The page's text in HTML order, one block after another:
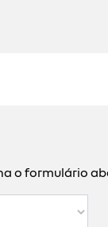
o formulário